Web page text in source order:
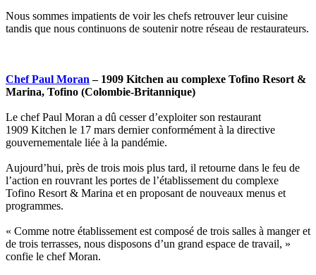
Nous sommes impatients de voir les chefs retrouver leur cuisine
tandis que nous continuons de soutenir notre réseau de restaurateurs.
Chef Paul Moran – 1909 Kitchen au complexe Tofino Resort &
Marina, Tofino (Colombie-Britannique)
Le chef Paul Moran a dû cesser d’exploiter son restaurant
1909 Kitchen le 17 mars dernier conformément à la directive
gouvernementale liée à la pandémie.
Aujourd’hui, près de trois mois plus tard, il retourne dans le feu de
l’action en rouvrant les portes de l’établissement du complexe
Tofino Resort & Marina et en proposant de nouveaux menus et
programmes.
« Comme notre établissement est composé de trois salles à manger et
de trois terrasses, nous disposons d’un grand espace de travail, »
confie le chef Moran.